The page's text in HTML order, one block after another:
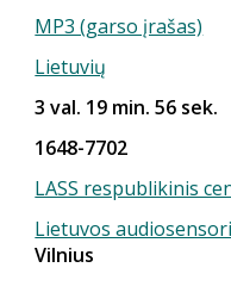
MP3 (garso įrašas)
Lietuvių
3 val. 19 min. 56 sek.
1648-7702
LASS respublikinis
Lietuvos
Vilnius